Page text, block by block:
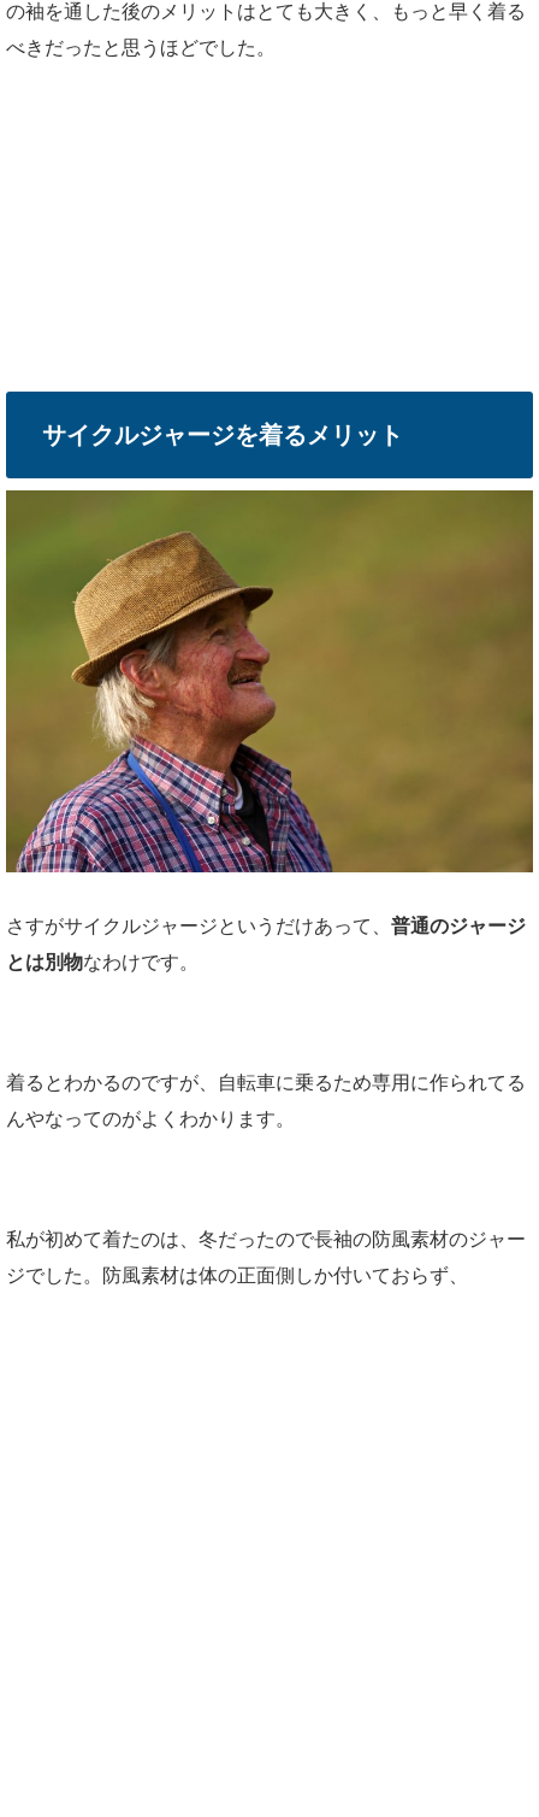
の袖を通した後のメリットはとても大きく、もっと早く着る
べきだったと思うほどでした。
サイクルジャージを着るメリット
さすがサイクルジャージというだけあって、 普通のジャージ
とは別物なわけです。
着るとわかるのですが、自転車に乗るため専用に作られてる
んやなってのがよくわかります。
私が初めて着たのは、冬だったので長袖の防風素材のジャー
ジでした。防風素材は体の正面側しか付いておらず、